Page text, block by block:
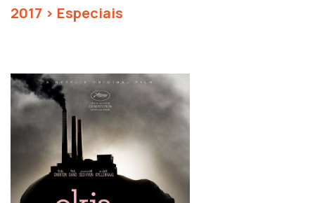
2017 > Especiais